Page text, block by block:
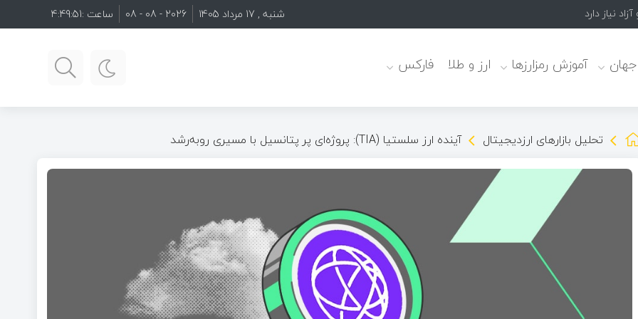
نیاز دارد شنبه , 17 مرداد 1405 2026 - 08 - 08 ساعت :4:49:52
جهان آموزش رمزارزها ارز و طلا فارکس
تحلیل بازارهای ارزدیجیتال آینده ارز سلستیا (TIA): پروژه‌ای پر پتانسیل با مسیری روبه‌رشد